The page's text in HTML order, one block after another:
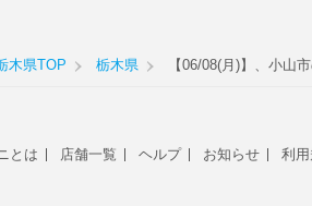
木県TOP 栃木県 【06/08(月)】、小山
とは 店舗一覧 ヘルプ お知らせ 利